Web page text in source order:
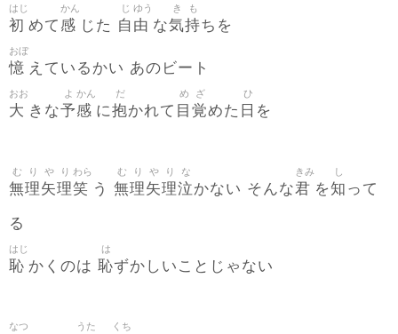
初
はじ
めて 感
かん
じた 自
じ
由
ゆう
な気
き
持
も
ちを
憶
おぼ
えているかい あのビート
大
おお
きな予
よ
感
かん
に抱
だ
かれて 目
め
覚
ざ
めた 日
ひ
を
無
む
理
り
矢
や
理
り
笑
わら
う 無
む
理
り
矢
や
理
り
泣
な
かない そんな君
きみ
を知
し
って
る
恥
はじ
かくのは 恥
は
ずかしいことじゃない
なつ うた くち